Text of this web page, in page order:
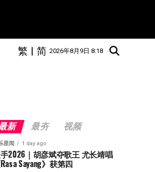
2026年8月9日 8:18
简
|
繁
新 最夯 视频
星闻 1 day ago
2026｜胡彦斌夺歌王 尤长靖唱
Rasa Sayang》获第四